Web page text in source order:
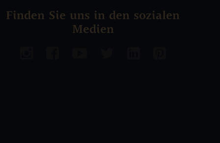
Finden Sie uns in den sozialen
Medien